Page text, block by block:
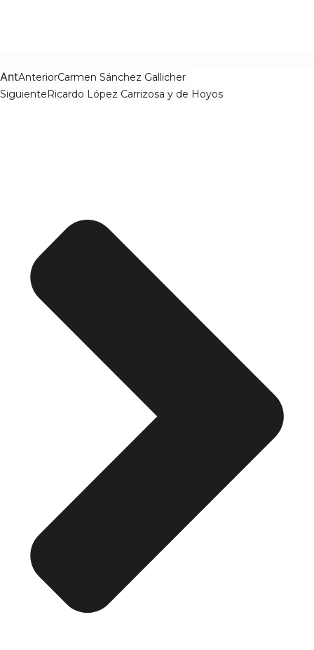
AntAnteriorCarmen Sánchez Gallicher
SiguienteRicardo López Carrizosa y de Hoyos